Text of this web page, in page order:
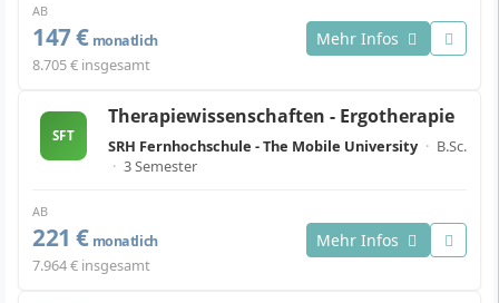
AB
147 € monatlich
8.705 € insgesamt
Mehr Infos
SFT
Therapiewissenschaften - Ergotherapie
SRH Fernhochschule - The Mobile University · B.Sc.
· 3 Semester
AB
221 € monatlich
7.964 € insgesamt
Mehr Infos